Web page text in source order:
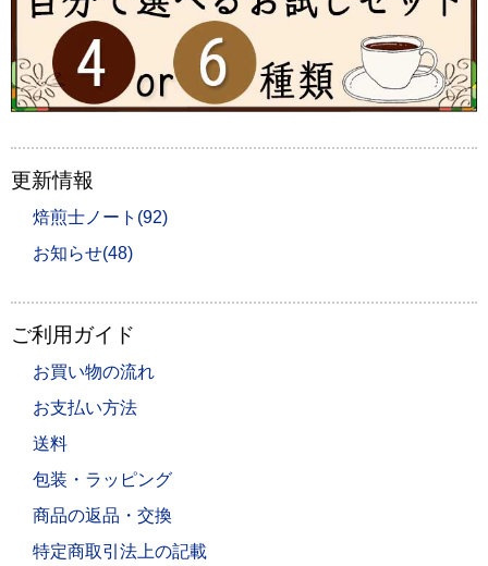
更新情報
焙煎士ノート(92)
お知らせ(48)
ご利用ガイド
お買い物の流れ
お支払い方法
送料
包装・ラッピング
商品の返品・交換
特定商取引法上の記載